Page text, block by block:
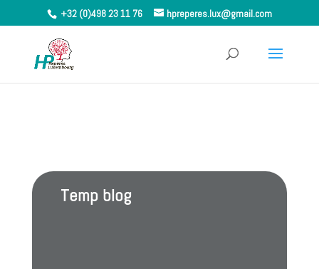
+32 (0)498 23 11 76 hpreperes.lux@gmail.com
Temp blog